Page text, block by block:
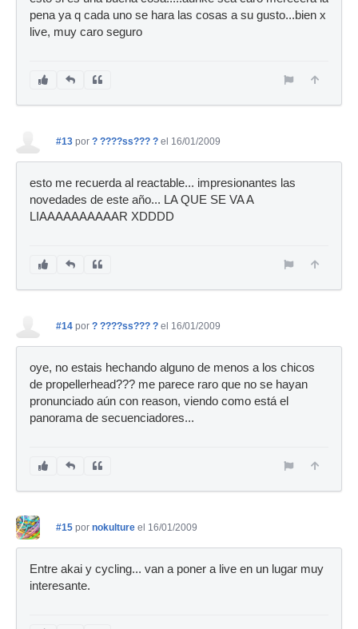
pena ya q cada uno se hara las cosas a su gusto...bien x
live, muy caro seguro
#13 por ? ????ss??? ? el 16/01/2009
esto me recuerda al reactable... impresionantes las
novedades de este año... LA QUE SE VA A
LIAAAAAAAAAAR XDDDD
#14 por ? ????ss??? ? el 16/01/2009
oye, no estais hechando alguno de menos a los chicos
de propellerhead??? me parece raro que no se hayan
pronunciado aún con reason, viendo como está el
panorama de secuenciadores...
#15 por nokulture el 16/01/2009
Entre akai y cycling... van a poner a live en un lugar muy
interesante.